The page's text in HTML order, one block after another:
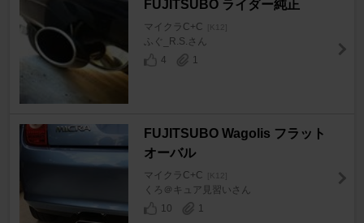
FUJITSUBO ライダー純正
マイクラC+C [K12]
ふぐ_R.S.さん
4
1
FUJITSUBO Wagolis フラット
オーバル
マイクラC+C [K12]
くろ＠キュア見習いさん
10
1